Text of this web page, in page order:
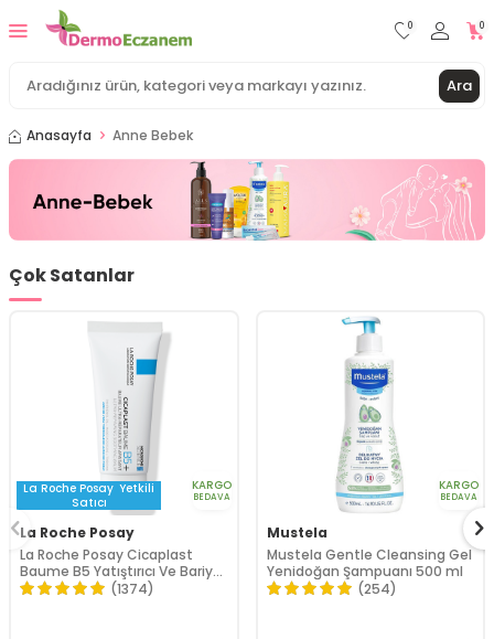
Ara
0 0
Anasayfa Anne Bebek
Çok Satanlar
La Roche Posay Yetkili
Satıcı
KARGO
BEDAVA
La Roche Posay
La Roche Posay Cicaplast
Baume B5 Yatıştırıcı Ve Bariyer
Onarıcı Bakım Kremi 40 ml
(1374)
KARGO
BEDAVA
Mustela
Mustela Gentle Cleansing Gel
Yenidoğan Şampuanı 500 ml
(254)